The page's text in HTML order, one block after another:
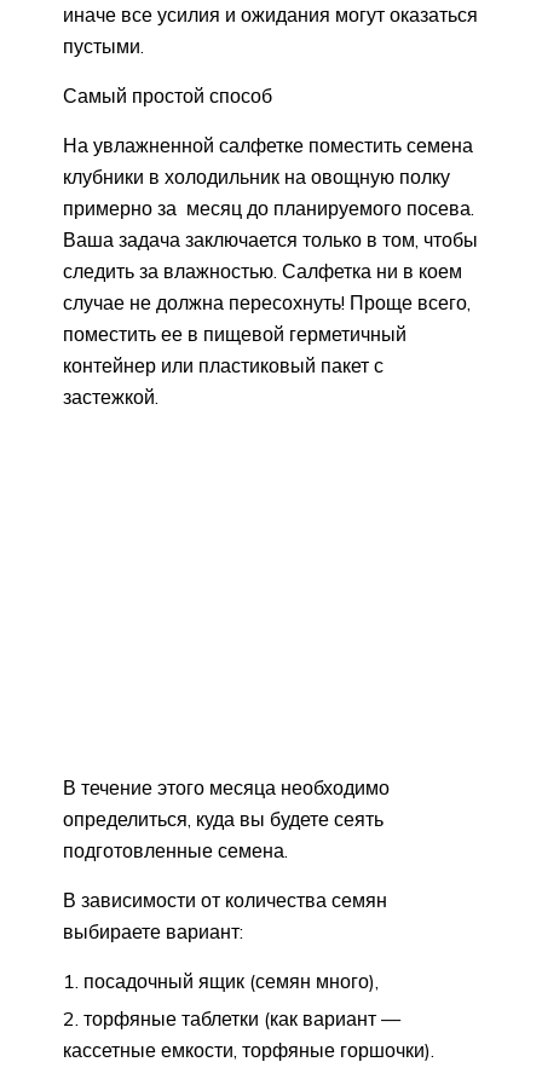
иначе все усилия и ожидания могут оказаться
пустыми.
Самый простой способ
На увлажненной салфетке поместить семена
клубники в холодильник на овощную полку
примерно за месяц до планируемого посева.
Ваша задача заключается только в том, чтобы
следить за влажностью. Салфетка ни в коем
случае не должна пересохнуть! Проще всего,
поместить ее в пищевой герметичный
контейнер или пластиковый пакет с
застежкой.
В течение этого месяца необходимо
определиться, куда вы будете сеять
подготовленные семена.
В зависимости от количества семян
выбираете вариант:
посадочный ящик (семян много),
торфяные таблетки (как вариант —
кассетные емкости, торфяные горшочки).